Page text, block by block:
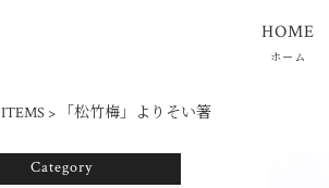
HOME
ホーム
ITEMS > 「松竹梅」よりそい箸
Category